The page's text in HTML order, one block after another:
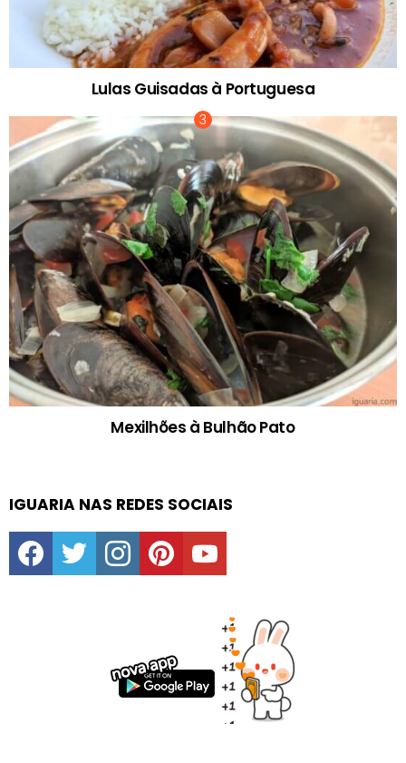
Lulas Guisadas à Portuguesa
Mexilhões à Bulhão Pato
IGUARIA NAS REDES SOCIAIS
facebooktwitter instagrampinterestyoutube